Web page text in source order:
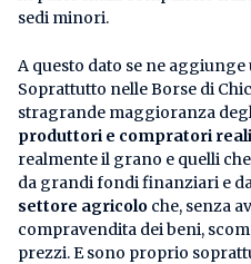
sedi minori.
A questo dato se ne
Soprattutto nelle Borse di
stragrande maggioranza
produttori e compratori reali
realmente il grano e quelli
da grandi fondi finanziari e
settore agricolo che, senza
compravendita dei beni,
prezzi. E sono proprio